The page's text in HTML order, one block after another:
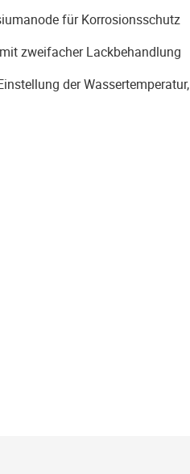
für Korrosionsschutz
zweifacher Lackbehandlung
der Wassertemperatur,